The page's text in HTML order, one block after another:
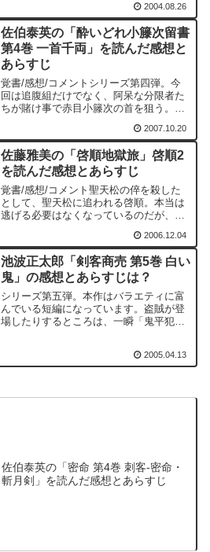
ツキにいち早く気が付いたのは、捨蔵で
した。そのツキは留まるところを知りま
せん。どのようにツキ...
2004.08.26
佐伯泰英の「酔いどれ小籐次留書
第4巻 一首千両」を読んだ感想と
あらすじ
覚書/感想/コメントシリーズ第四弾。今
回は追腹組だけでなく、阿呆な分限者た
ちが賭け事で赤目小籐次の首を狙う。一
ば、武士の面子を賭けてでも、小籐次の
首を分限者たちよりも先に挙げなければ
ならない。余計な刺客が...
2007.10.20
佐藤雅美の「啓順地獄旅」啓順2
を読んだ感想とあらすじ
覚書/感想/コメント聖天松の倅を殺した
として、聖天松に追われる啓順。本当は
逃げる必要はなくなっているのだが、真
出来ない。好まずと逃げるしかない。今
回はそうした啓順に大八木長庵が手をさ
しのべるところから始ま...
2006.12.04
池波正太郎「剣客商売 第5巻 白い
鬼」の感想とあらすじは？
シリーズ第五弾。本作はバラエティに富
んでいる短編になっています。盗賊が登
場したりするところは、一瞬「鬼平犯科
の屋敷内での不祥事...など盛りだくさん
2005.04.13
佐伯泰英の「密命 第4巻 刺客-密命・
斬月剣」を読んだ感想とあらすじ